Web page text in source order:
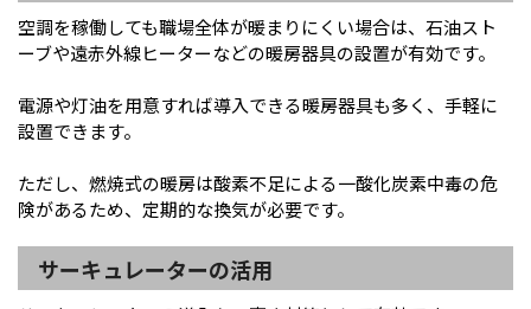
空調を稼働しても職場全体が暖まりにくい場合は、石油スト
ーブや遠赤外線ヒーターなどの暖房器具の設置が有効です。
電源や灯油を用意すれば導入できる暖房器具も多く、手軽に
設置できます。
ただし、燃焼式の暖房は酸素不足による一酸化炭素中毒の危
険があるため、定期的な換気が必要です。
サーキュレーターの活用